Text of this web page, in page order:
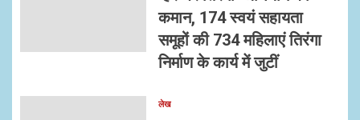
कमान, 174 स्वयं सहायता
समूहों की 734 महिलाएं तिरंगा
निर्माण के कार्य में जुटीं
लेख